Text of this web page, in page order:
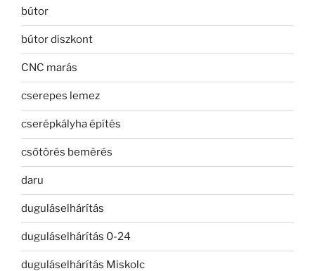
bútor
bútor diszkont
CNC marás
cserepes lemez
cserépkályha építés
csőtörés bemérés
daru
duguláselhárítás
duguláselhárítás 0-24
duguláselhárítás Miskolc